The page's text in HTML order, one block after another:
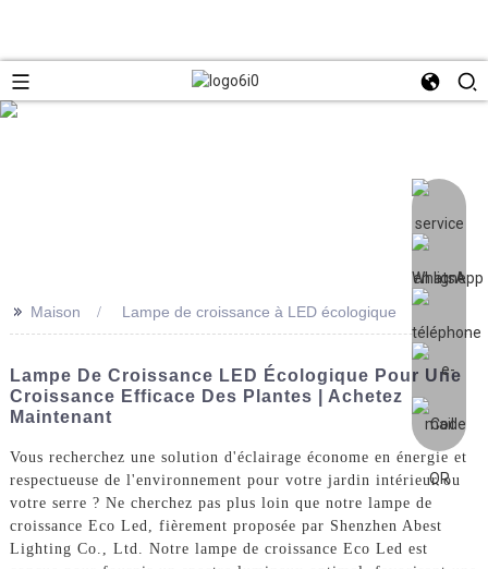
>> Maison Lampe de croissance à LED écologique
Lampe De Croissance LED Écologique Pour Une
Croissance Efficace Des Plantes | Achetez
Maintenant
Vous recherchez une solution d'éclairage économe en énergie et
respectueuse de l'environnement pour votre jardin intérieur ou
votre serre ? Ne cherchez pas plus loin que notre lampe de
croissance Eco Led, fièrement proposée par Shenzhen Abest
Lighting Co., Ltd. Notre lampe de croissance Eco Led est